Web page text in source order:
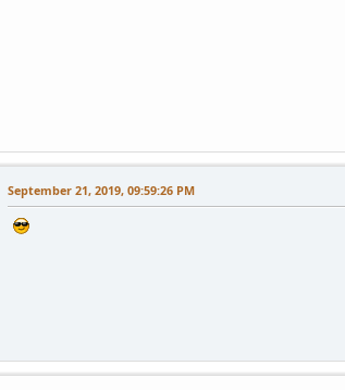
September 21, 2019, 09:59:26 PM